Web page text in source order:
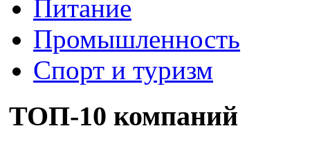
Питание
Промышленность
Спорт и туризм
ТОП-10 компаний